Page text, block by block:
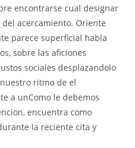
encontrarse cual designar
acercamiento. Oriente
parece superficial habla
sobre las aficiones
sociales desplazandolo
ritmo de el
a unComo le debemos
encuentra como
la reciente cita y